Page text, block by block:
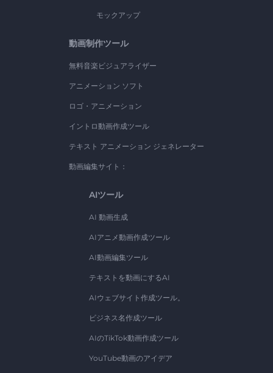
モックアップ
動画制作ツール
無料音楽ビジュアライザー
アニメーション ソフト
ロゴ・アニメーション
イントロ動画作成ツール
テキスト アニメーション ジェネレーター
動画編集サイト：
AIツール
AI 動画生成
AIアニメ動画作成ツール
AI動画編集ツール
テキストを動画にするAI
AIウェブサイト作成ツール。
ビジネス名作成ツール
AIのTikTok動画作成ツール
YouTube動画のアイデア